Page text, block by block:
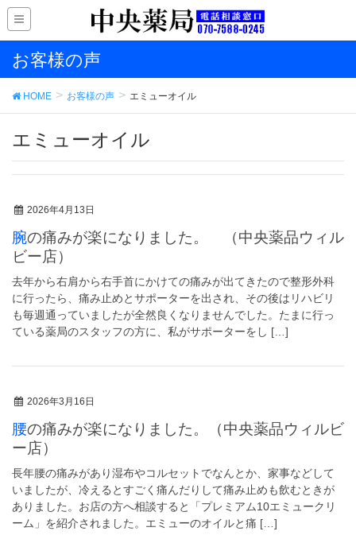
お客様の声
HOME お客様の声 エミューオイル
エミューオイル
2026年4月13日
腕の痛みが楽になりました。 （中央薬品ウィル
ビー店）
去年から右肩から右手首にかけての痛みが出てきたので整形外科
に行ったら、痛み止めとサポーターを出され、その後はリハビリ
も毎週通っていましたが全然良くなりませんでした。たまに行っ
ている薬局のスタッフの方に、私がサポーターをし […]
2026年3月16日
腰の痛みが楽になりました。（中央薬品ウィルビ
ー店）
長年腰の痛みがあり湿布やコルセットでなんとか、家事などして
いましたが、冷えるとすごく痛んだりして痛み止めも飲むときが
ありました。お店の方へ相談すると「プレミアム10エミュークリ
ーム」を紹介されました。エミューのオイルと痛 […]